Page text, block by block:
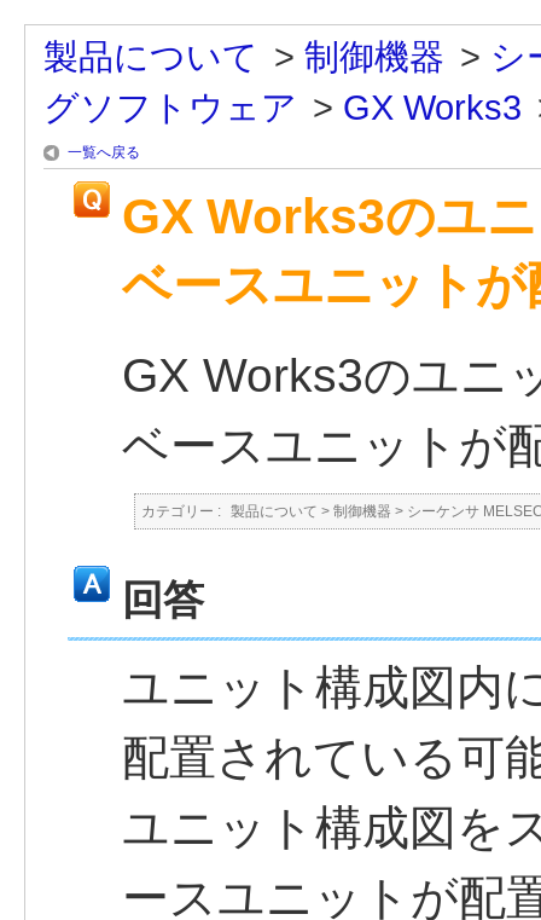
製品について > 制御機器 > シ
グソフトウェア > GX Works3
一覧へ戻る
GX Works3のユ
ベースユニット
GX Works3のユニ
ベースユニットが
カテゴリー : 製品について > 制御機器 > シーケンサ
回答
ユニット構成図内
配置されている可
ユニット構成図を
ースユニットが配